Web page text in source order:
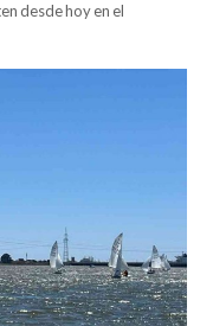
desde hoy en el